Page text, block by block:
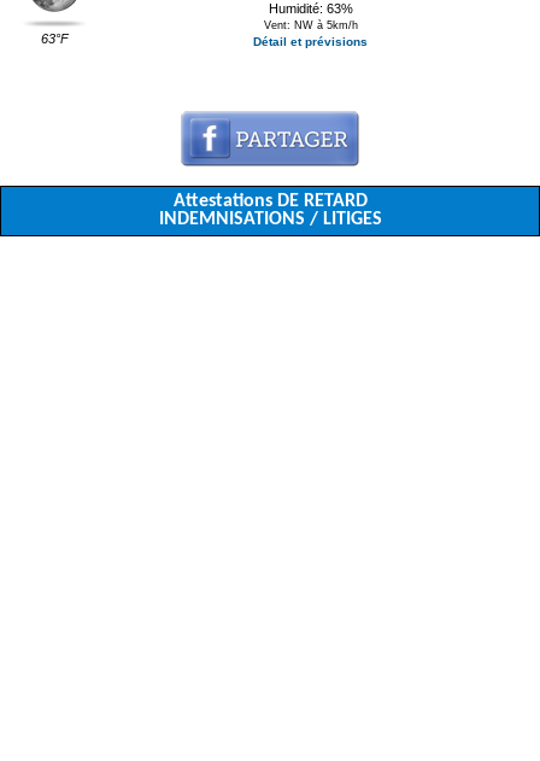
63°F
Humidité: 63%
Vent: NW à 5km/h
Détail et prévisions
Attestations DE RETARD
INDEMNISATIONS / LITIGES